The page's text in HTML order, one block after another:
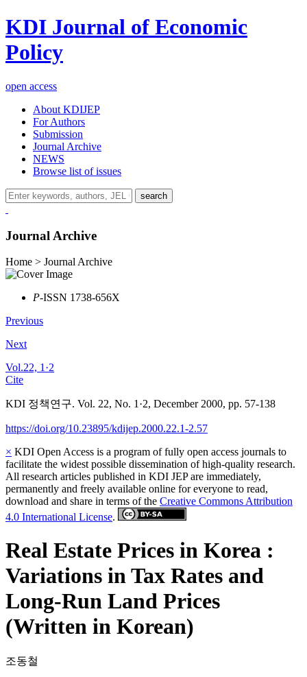
KDI Journal of Economic
Policy
open access
About KDIJEP
For Authors
Submission
Journal Archive
NEWS
Browse list of issues
search
Journal Archive
Home > Journal Archive
P-ISSN 1738-656X
Previous
Next
Vol.22, 1·2
Cite
KDI 정책연구. Vol. 22, No. 1·2, December 2000, pp. 57-138
https://doi.org/10.23895/kdijep.2000.22.1-2.57
× KDI Open Access is a program of fully open access journals to
facilitate the widest possible dissemination of high-quality research.
All research articles published in KDI JEP are immediately,
permanently and freely available online for everyone to read,
download and share in terms of the Creative Commons Attribution
4.0 International License.
Real Estate Prices in Korea :
Variations in Tax Rates and
Long-Run Land Prices
(Written in Korean)
조동철